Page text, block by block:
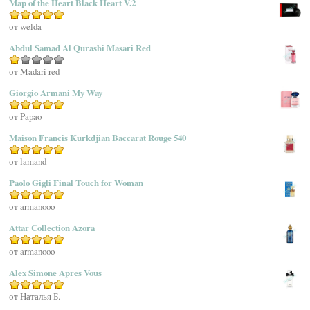
Adolfo Dominguez
Adrienne Vittadini
Aedes De Venustas
Aerin Lauder
Aēsop
Aether
Affinessence
Afnan Perfumes
Agatha Ruiz De La Prada
Agatho Parfum
Agent Provocateur
Agnes B
Agonist
Ahjaar
Aigner
Aj Arabia (Widian)
Ajmal
Map of the Heart Black Heart V.2
Оценка5
от welda
Abdul Samad Al Qurashi Masari Red
Оценка
1
из
5
от Madari red
Giorgio Armani My Way
Оценка5
от Papao
Maison Francis Kurkdjian Baccarat Rouge 540
Оценка5из 5
от lamand
Paolo Gigli Final Touch for Woman
Оценка5из 5
от armanooo
Attar Collection Azora
Оценка5из 5
от armanooo
Alex Simone Apres Vous
Оценка5из 5
от Наталья Б.